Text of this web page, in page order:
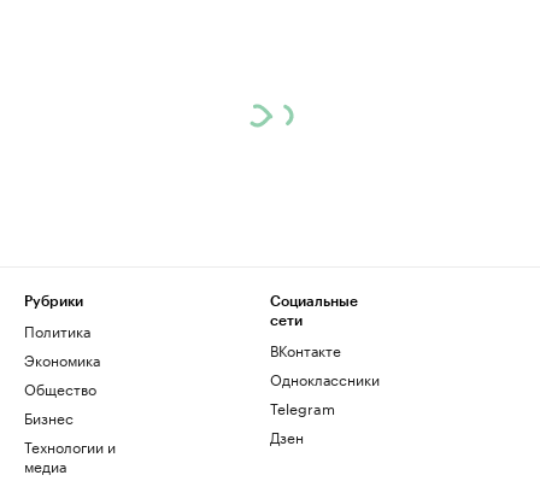
Рубрики
Политика
Экономика
Общество
Бизнес
Технологии и
медиа
Социальные
сети
ВКонтакте
Одноклассники
Telegram
Дзен